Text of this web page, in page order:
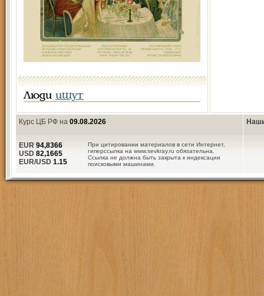
Люди ищут
Курс ЦБ РФ на 09.08.2026
При цитировании материалов в сети Интернет,
гиперссылка на www.sevkray.ru обязательна.
Ссылка не должна быть закрыта к индексации
поисковыми машинами.
EUR 94,8366
USD 82,1665
EUR/USD 1.15